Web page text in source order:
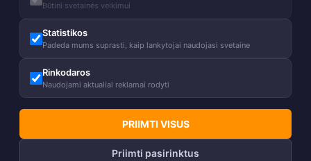
Būtini svetainės veikimui
Statistikos
Padeda mums suprasti, kaip lankytojai naudojasi svetaine
Rinkodaros
Naudojami aktualiai reklamai rodyti
PRIIMTI VISUS
Priimti pasirinktus